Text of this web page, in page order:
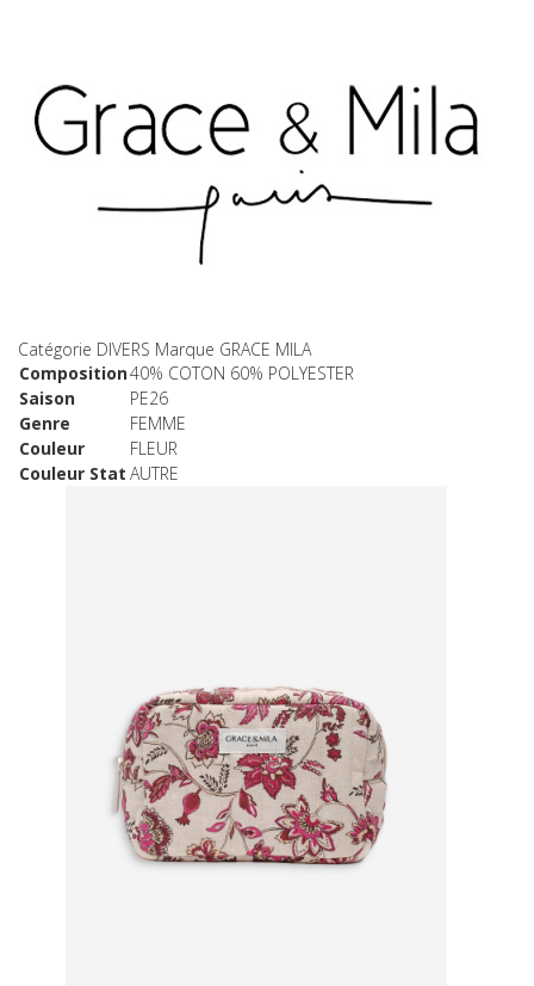
Catégorie DIVERS Marque GRACE MILA
Composition40% COTON 60% POLYESTER
Saison
PE26
Genre
FEMME
Couleur
FLEUR
Couleur Stat AUTRE